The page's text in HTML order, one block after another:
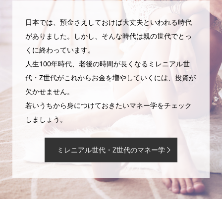
日本では、預金さえしておけば大丈夫といわれる時代
がありました。しかし、そんな時代は親の世代でとっ
くに終わっています。
人生100年時代、老後の時間が長くなるミレニアル世
代・Z世代がこれからお金を増やしていくには、投資が
欠かせません。
若いうちから身につけておきたいマネー学をチェック
しましょう。
ミレニアル世代・Z世代のマネー学